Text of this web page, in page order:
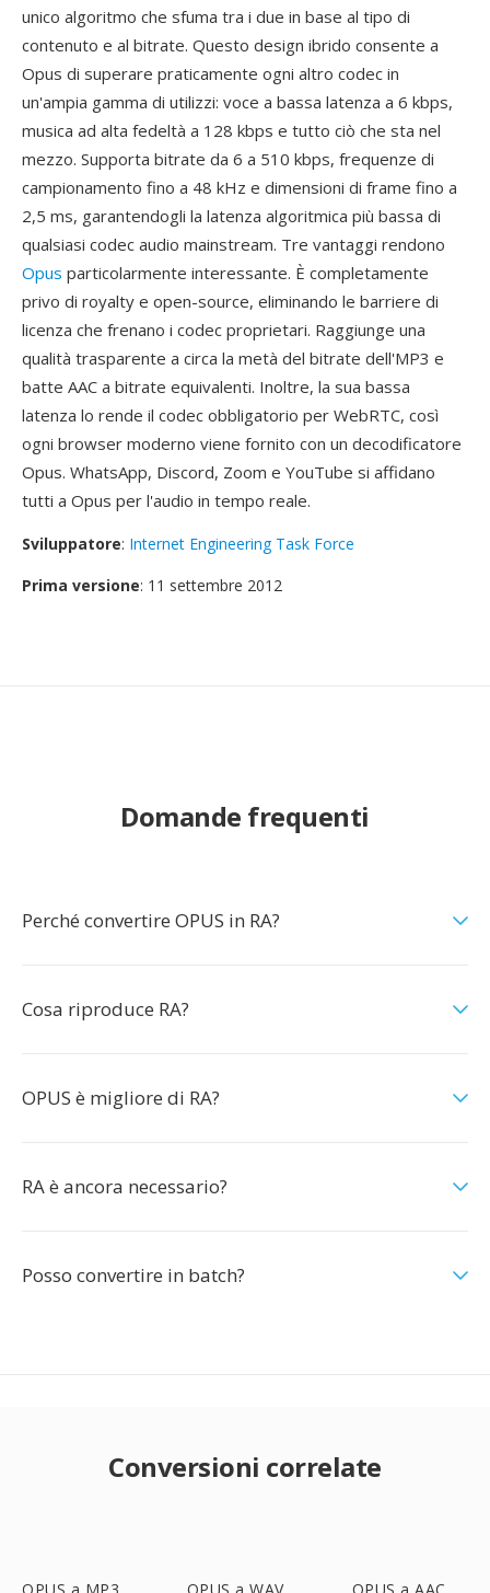
unico algoritmo che sfuma tra i due in base al tipo di
contenuto e al bitrate. Questo design ibrido consente a
Opus di superare praticamente ogni altro codec in
un'ampia gamma di utilizzi: voce a bassa latenza a 6 kbps,
musica ad alta fedeltà a 128 kbps e tutto ciò che sta nel
mezzo. Supporta bitrate da 6 a 510 kbps, frequenze di
campionamento fino a 48 kHz e dimensioni di frame fino a
2,5 ms, garantendogli la latenza algoritmica più bassa di
qualsiasi codec audio mainstream. Tre vantaggi rendono
Opus particolarmente interessante. È completamente
privo di royalty e open-source, eliminando le barriere di
licenza che frenano i codec proprietari. Raggiunge una
qualità trasparente a circa la metà del bitrate dell'MP3 e
batte AAC a bitrate equivalenti. Inoltre, la sua bassa
latenza lo rende il codec obbligatorio per WebRTC, così
ogni browser moderno viene fornito con un decodificatore
Opus. WhatsApp, Discord, Zoom e YouTube si affidano
tutti a Opus per l'audio in tempo reale.
Sviluppatore: Internet Engineering Task Force
Prima versione: 11 settembre 2012
Domande frequenti
Perché convertire OPUS in RA?
Cosa riproduce RA?
OPUS è migliore di RA?
RA è ancora necessario?
Posso convertire in batch?
Conversioni correlate